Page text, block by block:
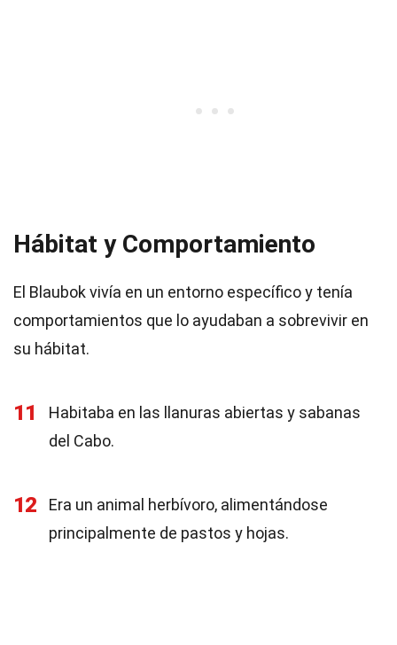
Hábitat y Comportamiento
El Blaubok vivía en un entorno específico y tenía
comportamientos que lo ayudaban a sobrevivir en
su hábitat.
11
Habitaba en las llanuras abiertas y sabanas
del Cabo.
12
Era un animal herbívoro, alimentándose
principalmente de pastos y hojas.